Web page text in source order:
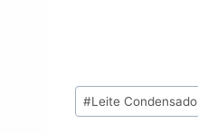
Tags
do
#Leite Condensado